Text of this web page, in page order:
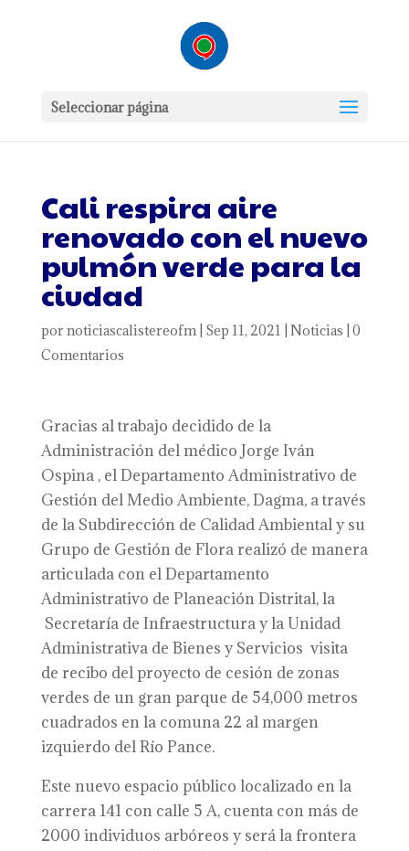
Seleccionar página
Cali respira aire
renovado con el nuevo
pulmón verde para la
ciudad
por noticiascalistereofm| Sep 11, 2021 Noticias 0
Comentarios
Gracias al trabajo decidido de la
Administración del médico Jorge Iván
Ospina , el Departamento Administrativo de
Gestión del Medio Ambiente, Dagma, a través
de la Subdirección de Calidad Ambiental y su
Grupo de Gestión de Flora realizó de manera
articulada con el Departamento
Administrativo de Planeación Distrital, la
Secretaría de Infraestructura y la Unidad
Administrativa de Bienes y Servicios visita
de recibo del proyecto de cesión de zonas
verdes de un gran parque de 54,000 metros
cuadrados en la comuna 22 al margen
izquierdo del Río Pance.
Este nuevo espacio público localizado en la
carrera 141 con calle 5 A, cuenta con más de
2000 individuos arbóreos y será la frontera